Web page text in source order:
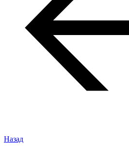
Назад